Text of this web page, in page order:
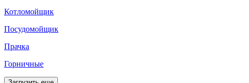
Котломойщик
Посудомойщик
Прачка
Горничные